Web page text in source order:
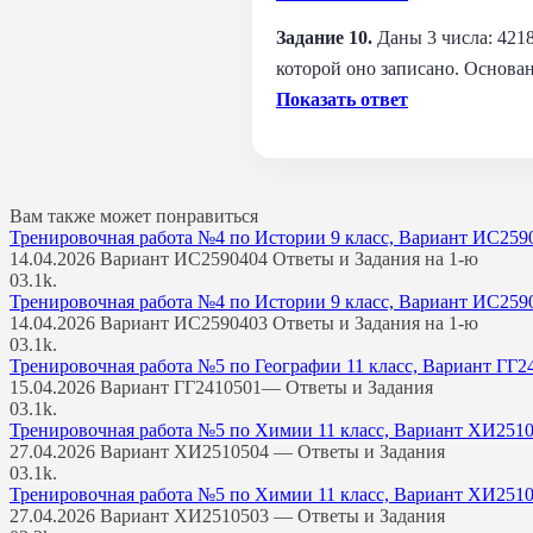
Задание 10. Даны 3 числа:
которой оно записано.
Показать ответ
Вам также может понравиться
Тренировочная работа №4 по Истории 9 класс, Вариант
14.04.2026 Вариант ИС2590404 Ответы и Задания на 1-ю
03.1k.
Тренировочная работа №4 по Истории 9 класс, Вариант
14.04.2026 Вариант ИС2590403 Ответы и Задания на 1-ю
03.1k.
Тренировочная работа №5 по Географии 11 класс, Вариант
15.04.2026 Вариант ГГ2410501— Ответы и Задания
03.1k.
Тренировочная работа №5 по Химии 11 класс, Вариант
27.04.2026 Вариант ХИ2510504 — Ответы и Задания
03.1k.
Тренировочная работа №5 по Химии 11 класс, Вариант
27.04.2026 Вариант ХИ2510503 — Ответы и Задания